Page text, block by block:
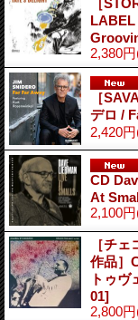
LABEL
2,380円
［
デロ /
2,420円
CD
At
2,100円
［チ
作品］
トゥ
01]
2,800円